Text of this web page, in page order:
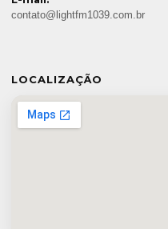
contato@lightfm1039.com.br
LOCALIZAÇÃO